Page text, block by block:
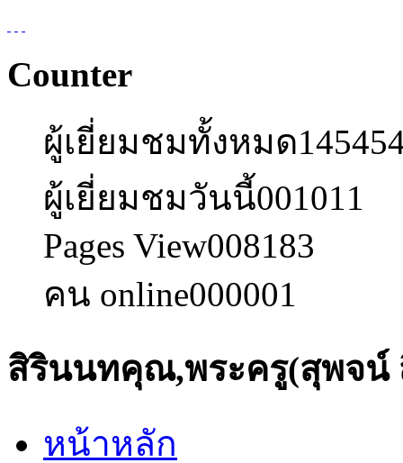
Counter
ผู้เยี่ยมชมทั้งหมด
ผู้เยี่ยมชมวันนี้001011
Pages View008183
คน online000001
สิรินนทคุณ,พระครู(สุพจน์
หน้าหลัก